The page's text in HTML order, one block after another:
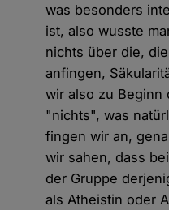
was besonders
ist, also wusste
nichts über die,
anfingen,
wir also zu Beginn
"nichts", was
fingen wir an,
wir sahen, dass
der Gruppe
als Atheistin oder